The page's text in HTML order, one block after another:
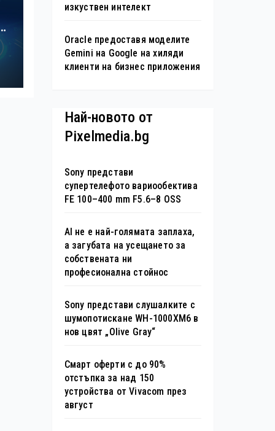
изкуствен интелект
Oracle предоставя моделите
Gemini на Google на хиляди
клиенти на бизнес приложения
Най-новото от
Pixelmedia.bg
Sony представи
супертелефото вариообектива
FE 100–400 mm F5.6–8 OSS
AI не е най-голямата заплаха,
а загубата на усещането за
собствената ни
професионална стойнос
Sony представи слушалките с
шумопотискане WH-1000XM6 в
нов цвят „Olive Gray“
Смарт оферти с до 90%
отстъпка за над 150
устройства от Vivacom през
август